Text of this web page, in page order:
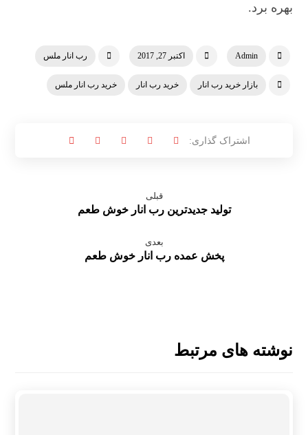
بهره برد.
Admin اکتبر 27, 2017 رب انار ملس
بازار خرید رب انار خرید رب انار خرید رب انار ملس
قبلی
تولید جدیدترین رب انار خوش طعم
بعدی
پخش عمده رب انار خوش طعم
نوشته های مرتبط